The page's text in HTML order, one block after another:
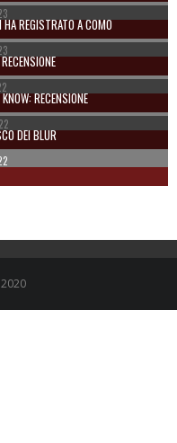
REGISTRATO A COMO
RECENSIONE
DEI BLUR